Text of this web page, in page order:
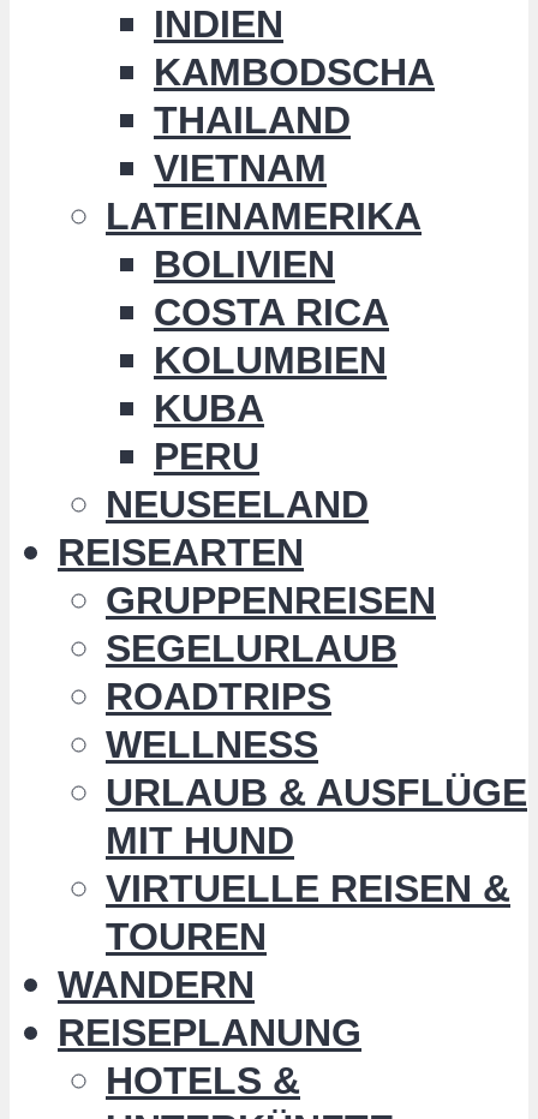
INDIEN
KAMBODSCHA
THAILAND
VIETNAM
LATEINAMERIKA
BOLIVIEN
COSTA RICA
KOLUMBIEN
KUBA
PERU
NEUSEELAND
REISEARTEN
GRUPPENREISEN
SEGELURLAUB
ROADTRIPS
WELLNESS
URLAUB & AUSFLÜGE
MIT HUND
VIRTUELLE REISEN &
TOUREN
WANDERN
REISEPLANUNG
HOTELS &